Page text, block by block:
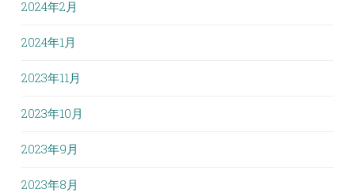
2024年2月
2024年1月
2023年11月
2023年10月
2023年9月
2023年8月